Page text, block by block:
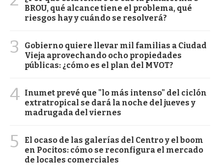
BROU, qué alcance tiene el problema, qué
riesgos hay y cuándo se resolverá?
3
Gobierno quiere llevar mil familias a Ciudad
Vieja aprovechando ocho propiedades
públicas: ¿cómo es el plan del MVOT?
4 Inumet prevé que "lo más intenso" del ciclón
extratropical se dará la noche del jueves y
madrugada del viernes
5
El ocaso de las galerías del Centro y el boom
en Pocitos: cómo se reconfigura el mercado
de locales comerciales